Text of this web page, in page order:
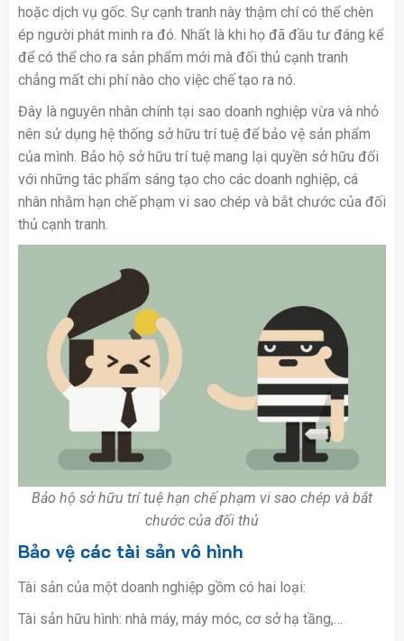
hoặc dịch vụ gốc. Sự cạnh tranh này thậm chí có thể chèn
ép người phát minh ra đó. Nhất là khi họ đã đầu tư đáng kể
để có thể cho ra sản phẩm mới mà đối thủ cạnh tranh
chẳng mất chi phí nào cho việc chế tạo ra nó.
Đây là nguyên nhân chính tại sao doanh nghiệp vừa và nhỏ
nên sử dụng hệ thống sở hữu trí tuệ để bảo vệ sản phẩm
của mình. Bảo hộ sở hữu trí tuệ mang lại quyền sở hữu đối
với những tác phẩm sáng tạo cho các doanh nghiệp, cá
nhân nhằm hạn chế phạm vi sao chép và bắt chước của đối
thủ cạnh tranh.
Bảo hộ sở hữu trí tuệ hạn chế phạm vi sao chép và bắt
chước của đối thủ
Bảo vệ các tài sản vô hình
Tài sản của một doanh nghiệp gồm có hai loại:
Tài sản hữu hình: nhà máy, máy móc, cơ sở hạ tầng,…